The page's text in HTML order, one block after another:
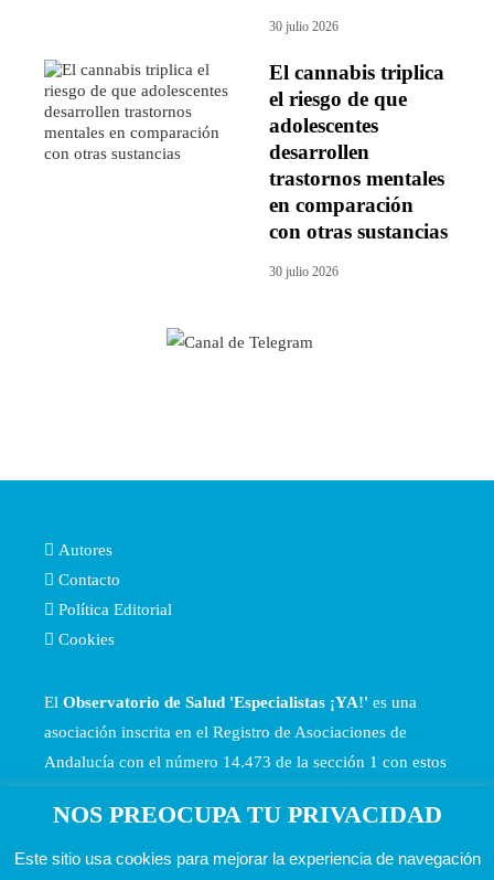
30 julio 2026
El cannabis triplica
el riesgo de que
adolescentes
desarrollen
trastornos mentales
en comparación
con otras sustancias
30 julio 2026
Autores
Contacto
Política Editorial
Cookies
El Observatorio de Salud 'Especialistas ¡YA!' es una
asociación inscrita en el Registro de Asociaciones de
Andalucía con el número 14.473 de la sección 1 con estos
Estatutos
NOS PREOCUPA TU PRIVACIDAD
Este sitio usa cookies para mejorar la experiencia de navegación